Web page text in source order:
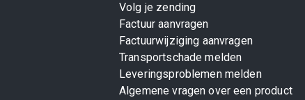
Volg je zending
Factuur aanvragen
Factuurwijziging aanvragen
Transportschade melden
Leveringsproblemen melden
Algemene vragen over een product